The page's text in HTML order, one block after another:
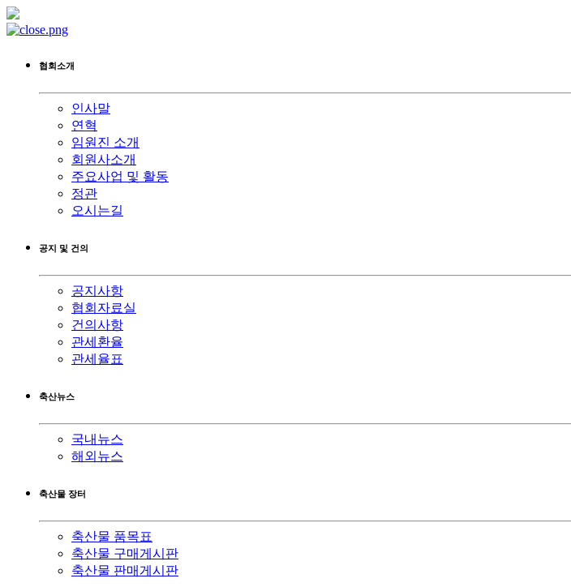
협회소개
인사말
연혁
임원진 소개
회원사소개
주요사업 및 활동
정관
오시는길
공지 및 건의
공지사항
협회자료실
건의사항
관세환율
관세율표
축산뉴스
국내뉴스
해외뉴스
축산물 장터
축산물 품목표
축산물 구매게시판
축산물 판매게시판